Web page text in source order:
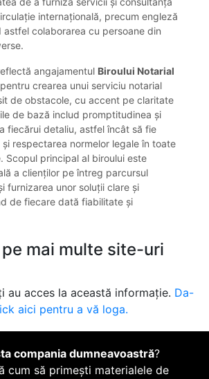
internațională, precum engleză
astfel colaborarea cu persoane din
angajamentul Biroului Notarial
pentru crearea unui serviciu notarial
de obstacole, cu accent pe claritate
de bază includ promptitudinea și
fiecărui detaliu, astfel încât să fie
respectarea normelor legale în toate
Scopul principal al biroului este
a clienților pe întreg parcursul
furnizarea unor soluții clare și
de fiecare dată fiabilitate și
mai multe site-uri
au acces la această informație. Da-
aici pentru a vă loga.
compania dumneavoastră?
cum să primești materialele de